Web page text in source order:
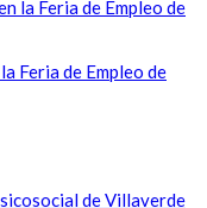
Feria de Empleo de